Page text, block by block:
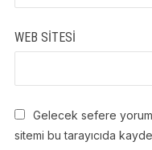
WEB SITESI
Gelecek sefere yorum
sitemi bu tarayıcıda